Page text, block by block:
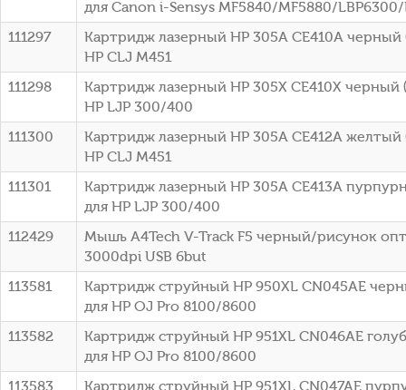
для Canon i-Sensys MF5840/MF5880/
111297
Картридж лазерный HP 305A CE410A черный
HP CLJ M451
111298
Картридж лазерный HP 305X CE410X черный
HP LJP 300/400
111300
Картридж лазерный HP 305A CE412A желтый
HP CLJ M451
111301
Картридж лазерный HP 305A CE413A
для HP LJP 300/400
112429
Мышь A4Tech V-Track F5 черный/рисунок
3000dpi USB 6but
113581
Картридж струйный HP 950XL CN045AE
для HP OJ Pro 8100/8600
113582
Картридж струйный HP 951XL CN046AE
для HP OJ Pro 8100/8600
113583
Картридж струйный HP 951XL CN047AE